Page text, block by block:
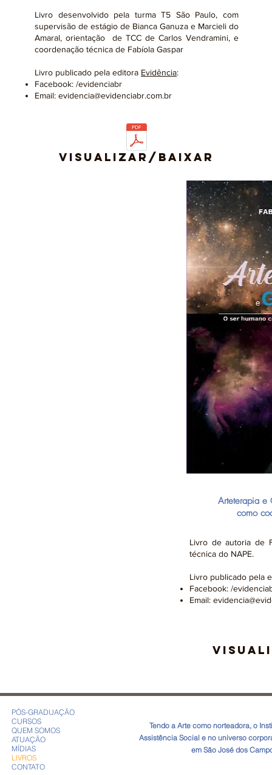
Livro desenvolvido pela turma T5 São Paulo, com
supervisão de estágio de Bianca Ganuza e Marcieli do
Amaral, orientação de TCC de Carlos Vendramini, e
coordenação técnica de Fabíola Gaspar
Livro publicado pela editora Evidência:
Facebook: /evidenciabr
Email: evidencia@evidenciabr.com.br
VISUALIZAR/BAIXAR
Arteterapia e
como
Livro de autoria de
técnica do NAPE.
Livro publicado pela
Facebook: /
Email:
PÓS-GRADUAÇÃO
CURSOS
QUEM SOMOS
ATUAÇÃO
MÍDIAS
LIVROS
CONTATO
​Tendo a Arte como norteadora, o
Assistência Social e no universo
em São José dos